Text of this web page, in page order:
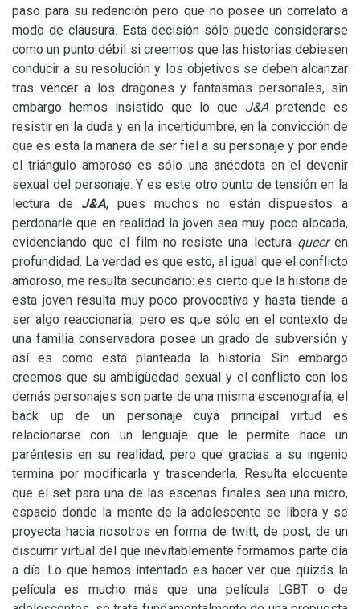
paso para su redención pero que no posee un correlato a
modo de clausura. Esta decisión sólo puede considerarse
como un punto débil si creemos que las historias debiesen
conducir a su resolución y los objetivos se deben alcanzar
tras vencer a los dragones y fantasmas personales, sin
embargo hemos insistido que lo que J&Apretende es
resistir en la duda y en la incertidumbre, en la convicción de
que es esta la manera de ser fiel a su personaje y por ende
el triángulo amoroso es sólo una anécdota en el devenir
sexual del personaje. Y es este otro punto de tensión en la
lectura de J&A, pues muchos no están dispuestos a
perdonarle que en realidad la joven sea muy poco alocada,
evidenciando que el film no resiste una lecturaqueeren
profundidad. La verdad es que esto, al igual que el conflicto
amoroso, me resulta secundario: es cierto que la historia de
esta joven resulta muy poco provocativa y hasta tiende a
ser algo reaccionaria, pero es que sólo en el contexto de
una familia conservadora posee un grado de subversión y
así es como está planteada la historia. Sin embargo
creemos que su ambigüedad sexual y el conflicto con los
demás personajes son parte de una misma escenografía, el
back up de un personaje cuya principal virtud es
relacionarse con un lenguaje que le permite hace un
paréntesis en su realidad, pero que gracias a su ingenio
termina por modificarla y trascenderla. Resulta elocuente
que el set para una de las escenas finales sea una micro,
espacio donde la mente de la adolescente se libera y se
proyecta hacia nosotros en forma de twitt, de post, de un
discurrir virtual del que inevitablemente formamos parte día
a día. Lo que hemos intentado es hacer ver que quizás la
película es mucho más que una película LGBT o de